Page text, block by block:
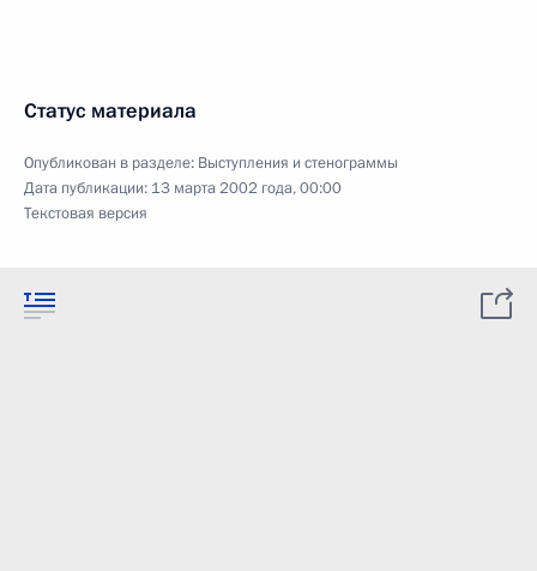
Статус материала
Опубликован в разделе: Выступления и стенограммы
Дата публикации: 13 марта 2002 года, 00:00
Текстовая версия